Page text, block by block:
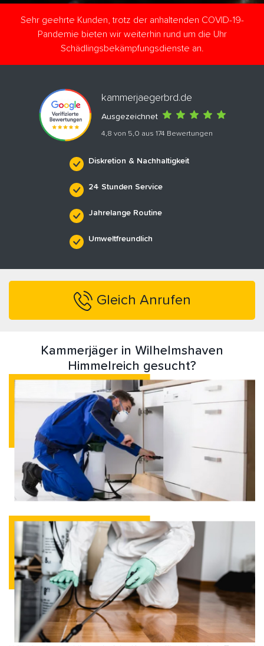
Sehr geehrte Kunden, trotz der anhaltenden COVID-19-
Pandemie bieten wir weiterhin rund um die Uhr
Schädlingsbekämpfungsdienste an.
kammerjaegerbrd.de
Ausgezeichnet
4,8 von 5,0 aus 174 Bewertungen
Diskretion & Nachhaltigkeit
24 Stunden Service
Jahrelange Routine
Umweltfreundlich
Gleich Anrufen
Kammerjäger in Wilhelmshaven
Himmelreich gesucht?